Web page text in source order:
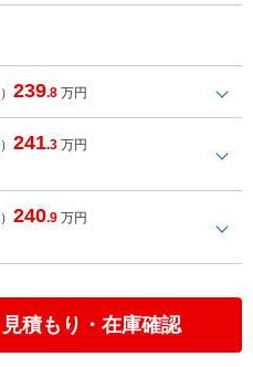
239.8 万円
241.3 万円
240.9 万円
見積もり・在庫確認